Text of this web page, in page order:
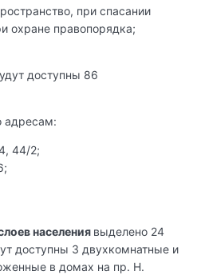
при спасании
охране правопорядка;
доступны 86
адресам:
44/2;
населения выделено 24
доступны 3 двухкомнатные и
в домах на пр. Н.